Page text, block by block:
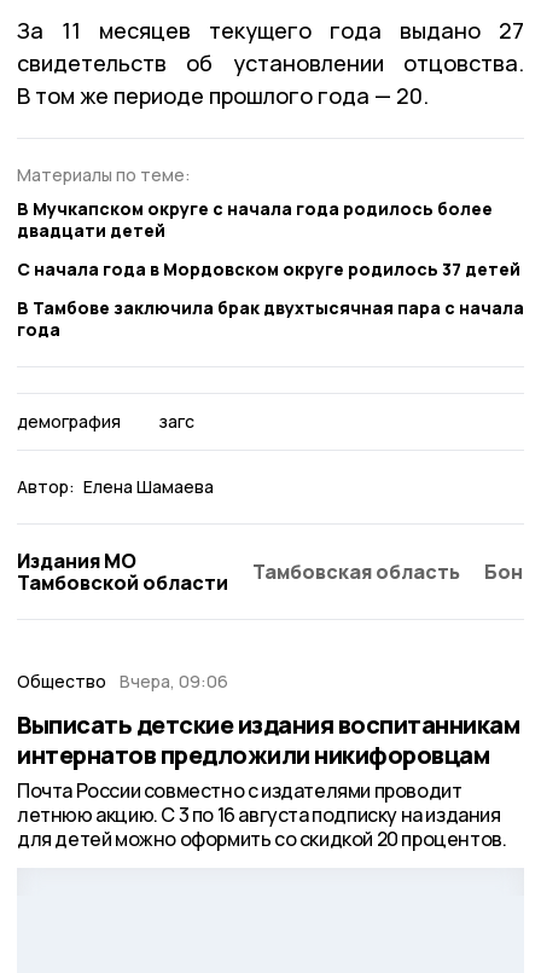
За 11 месяцев текущего года выдано 27
свидетельств об установлении отцовства.
В том же периоде прошлого года — 20.
Материалы по теме:
В Мучкапском округе с начала года родилось более
двадцати детей
С начала года в Мордовском округе родилось 37 детей
В Тамбове заключила брак двухтысячная пара с начала
года
демография загс
Автор: Елена Шамаева
Издания МО
Тамбовской области
Тамбовская область
Общество Вчера, 09:06
Выписать детские издания воспитанникам
интернатов предложили никифоровцам
Почта России совместно с издателями проводит
летнюю акцию. С 3 по 16 августа подписку на издания
для детей можно оформить со скидкой 20 процентов.